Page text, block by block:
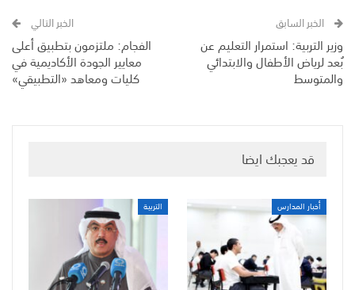
الخبر السابق
وزير التربية: استمرار التعليم عن
بُعد لرياض الأطفال والابتدائي
والمتوسط
الخبر التالي
الفجام: ملتزمون بتطبيق أعلى
معايير الجودة الأكاديمية في
كليات ومعاهد «التطبيقي»
قد يعجبك ايضا
أخبار المدارس التربية